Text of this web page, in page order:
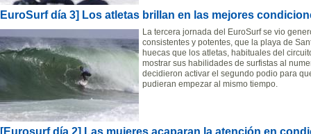
EuroSurf día 3] Los atletas brillan en las mejores
La tercera jornada del EuroSurf se vio
consistentes y potentes, que la playa de
huecas que los atletas, habituales del
mostrar sus habilidades de surfistas al
decidieron activar el segundo podio para
pudieran empezar al mismo tiempo.
[Eurosurf día 2] Las mujeres acaparan la atención en